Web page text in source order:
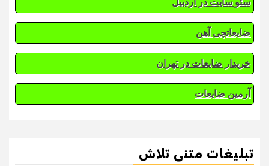
ضایعاتچی آهن
خریدار ضایعات در تهران
آرمین ضایعات
تبلیغات متنی تلاش